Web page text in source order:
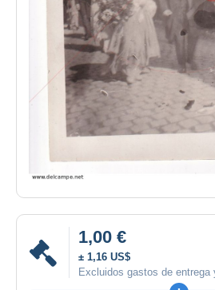
1,00 €
± 1,16 US$
Excluidos gastos de entrega